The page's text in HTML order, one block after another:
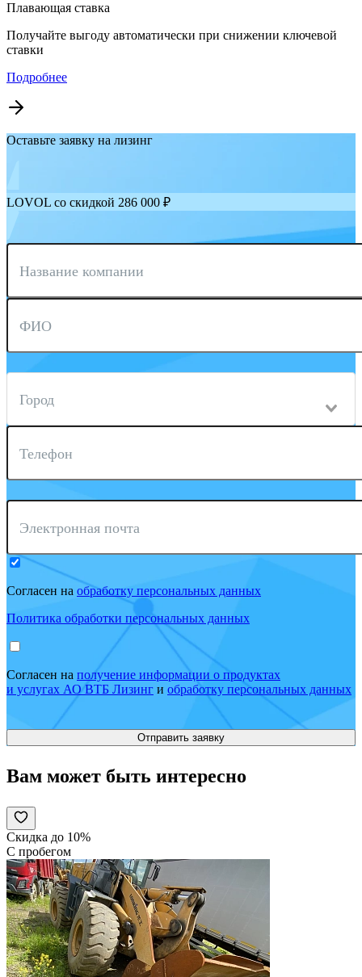
Плавающая ставка
Получайте выгоду автоматически при снижении ключевой
ставки
Подробнее
Оставьте заявку на лизинг
LOVOL со скидкой 286 000 ₽
Название компании
ФИО
Город
Телефон
Электронная почта
Согласен на обработку персональных данных
Политика обработки персональных данных
Согласен на получение информации о продуктах
и услугах АО ВТБ Лизинг и обработку персональных данных
Вам может быть интересно
Скидка до 10%
С пробегом